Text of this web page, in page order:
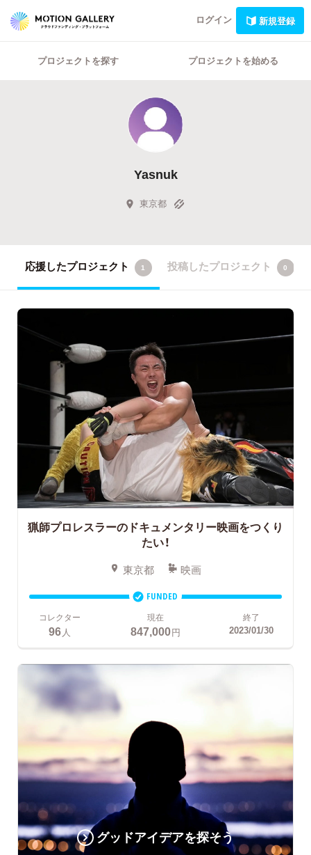
ログイン 新規登録
プロジェクトを探す プロジェクトを始める
Yasnuk
東京都
応援したプロジェクト 1 投稿したプロジェクト 0
猟師プロレスラーのドキュメンタリー映画をつくり
たい！
東京都 映画
FUNDED
コレクター
96 人
現在
847,000円
終了
2023/01/30
グッドアイデアを探そう